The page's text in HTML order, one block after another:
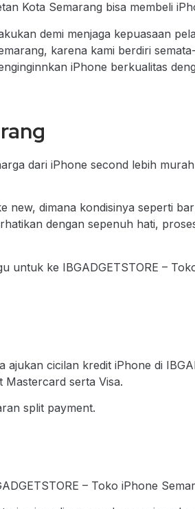
Kota Semarang bisa membeli
demi menjaga kepuasaan
karena kami berdiri
iPhone berkualitas
dari iPhone second lebih
new, dimana kondisinya seperti
dengan sepenuh hati,
untuk ke IBGADGETSTORE –
cicilan kredit iPhone di
serta Visa.
split payment.
– Toko iPhone